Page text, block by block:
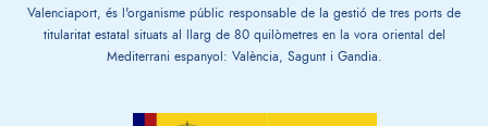
Valenciaport, és l'organisme públic responsable de la gestió de tres ports de
titularitat estatal situats al llarg de 80 quilòmetres en la vora oriental del
Mediterrani espanyol: València, Sagunt i Gandia.